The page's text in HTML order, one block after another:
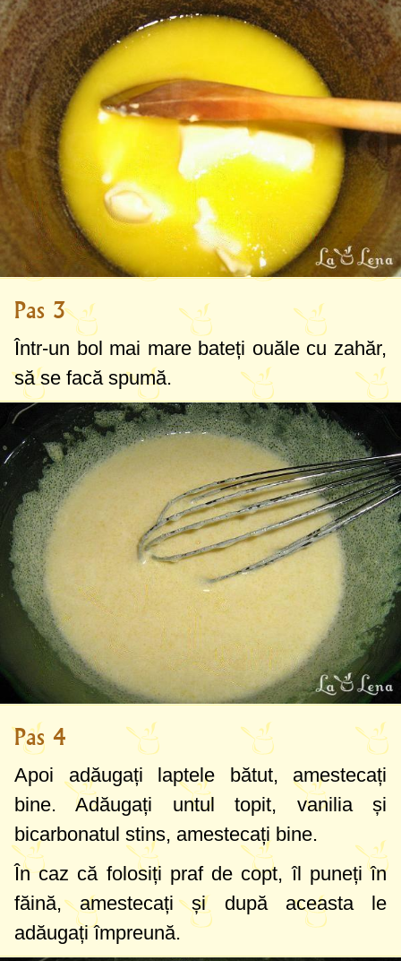
Pas 3
Într-un bol mai mare bateți ouăle cu zahăr,
să se facă spumă.
Pas 4
Apoi adăugați laptele bătut, amestecați
bine. Adăugați untul topit, vanilia și
bicarbonatul stins, amestecați bine.
În caz că folosiți praf de copt, îl puneți în
făină, amestecați și după aceasta le
adăugați împreună.